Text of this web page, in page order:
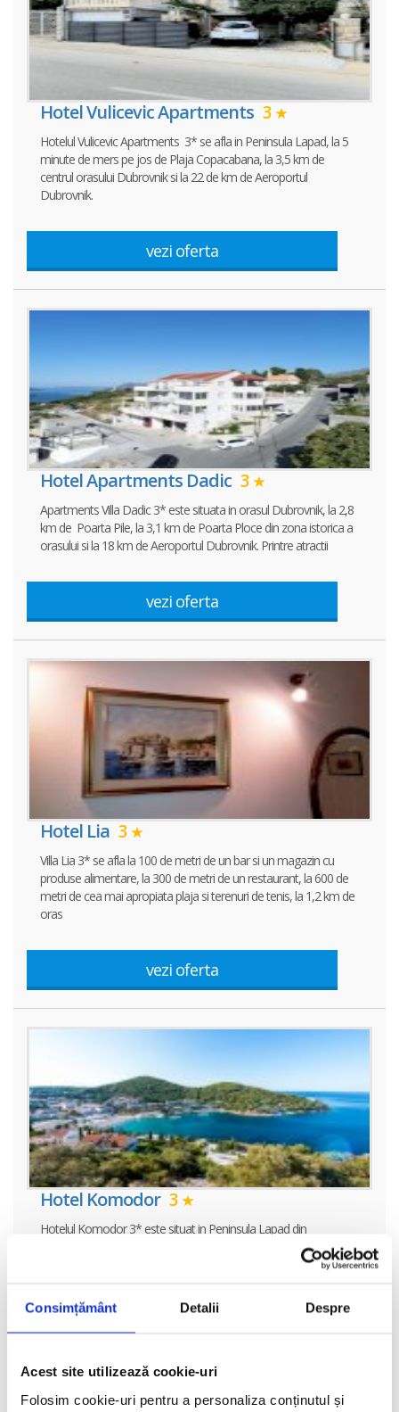
Consimțământ Detalii Despre
Acest site utilizează cookie-uri
Folosim cookie-uri pentru a personaliza conținutul și
Hotel Vulicevic Apartments 3
Hotelul Vulicevic Apartments 3* se afla in Peninsula Lapad, la 5
minute de mers pe jos de Plaja Copacabana, la 3,5 km de
centrul orasului Dubrovnik si la 22 de km de Aeroportul
Dubrovnik.
vezi oferta
Hotel Apartments Dadic 3
Apartments Villa Dadic 3* este situata in orasul Dubrovnik, la 2,8
km de Poarta Pile, la 3,1 km de Poarta Ploce din zona istorica a
orasului si la 18 km de Aeroportul Dubrovnik. Printre atractii
vezi oferta
Hotel Lia 3
Villa Lia 3* se afla la 100 de metri de un bar si un magazin cu
produse alimentare, la 300 de metri de un restaurant, la 600 de
metri de cea mai apropiata plaja si terenuri de tenis, la 1,2 km de
oras
vezi oferta
Hotel Komodor 3
Hotelul Komodor 3* este situat in Peninsula Lapad din
Dubrovnik, la 50 de metri de plaja, la 5 minute de promenada
Lapad, la 2,5 km de port, la 4 km de centrul vechi al orasului